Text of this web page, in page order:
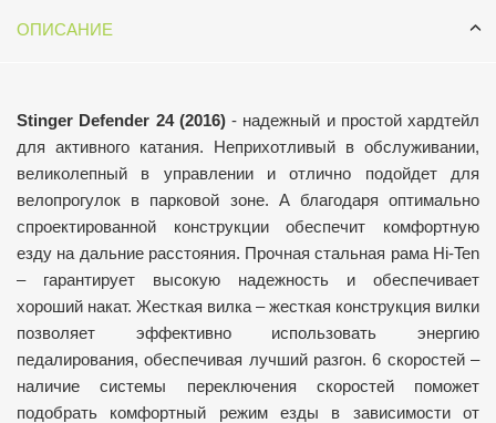
ОПИСАНИЕ
Stinger Defender 24 (2016)- надежный и простой хардтейл
для активного катания. Неприхотливый в обслуживании,
великолепный в управлении и отлично подойдет для
велопрогулок в парковой зоне. А благодаря оптимально
спроектированной конструкции обеспечит комфортную
езду на дальние расстояния. Прочная стальная рама Hi-Ten
– гарантирует высокую надежность и обеспечивает
хороший накат. Жесткая вилка – жесткая конструкция вилки
позволяет эффективно использовать энергию
педалирования, обеспечивая лучший разгон.6 скоростей –
наличие системы переключения скоростей поможет
подобрать комфортный режим езды в зависимости от